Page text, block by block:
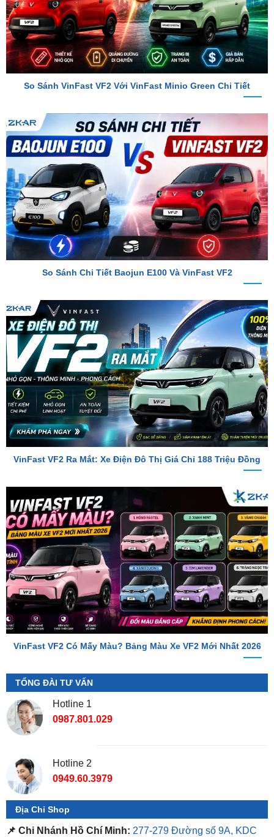
So Sánh VinFast VF2 Với VinFast Minio Green Chi Tiết
So Sánh Chi Tiết Baojun E100 Và VinFast VF2
VinFast VF2 Ra Mắt: Xe Điện Đô Thị Giá Chỉ 188 Triệu Đồng
VinFast VF2 Có Mấy Màu? Bảng Màu Xe VF2 Mới Nhất 2026
TỔNG ĐÀI TƯ VẤN
Hotline 1
0987.801.029
Địa Chỉ Shop
📌 Chi Nhánh Hồ Chí Minh: 277-279 Đường số 9A, KDC
Trung Sơn, Bình Chánh, Tp.HCM
7)